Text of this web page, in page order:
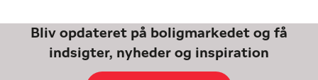
Bliv opdateret på boligmarkedet og få
indsigter, nyheder og inspiration